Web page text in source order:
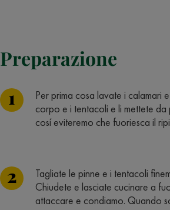
Preparazione
Per prima cosa lavate i calamari
corpo e i tentacoli e li mettete da
cosí eviteremo che fuoriesca il
Tagliate le pinne e i tentacoli
Chiudete e lasciate cucinare a
attaccare e condiamo. Quando